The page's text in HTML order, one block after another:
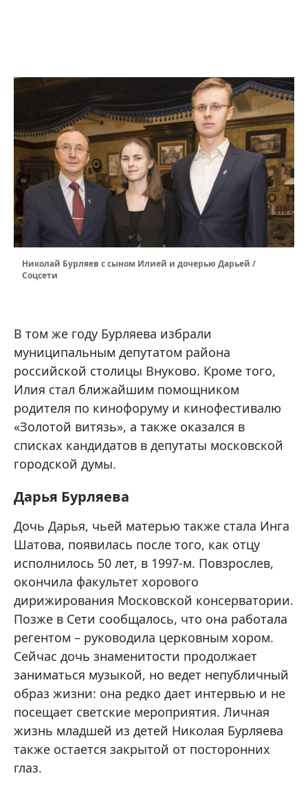
Николай Бурляев с сыном Илией и дочерью Дарьей /
Соцсети
В том же году Бурляева избрали
муниципальным депутатом района
российской столицы Внуково. Кроме того,
Илия стал ближайшим помощником
родителя по кинофоруму и кинофестивалю
«Золотой витязь», а также оказался в
списках кандидатов в депутаты московской
городской думы.
Дарья Бурляева
Дочь Дарья, чьей матерью также стала Инга
Шатова, появилась после того, как отцу
исполнилось 50 лет, в 1997-м. Повзрослев,
окончила факультет хорового
дирижирования Московской консерватории.
Позже в Сети сообщалось, что она работала
регентом – руководила церковным хором.
Сейчас дочь знаменитости продолжает
заниматься музыкой, но ведет непубличный
образ жизни: она редко дает интервью и не
посещает светские мероприятия. Личная
жизнь младшей из детей Николая Бурляева
также остается закрытой от посторонних
глаз.